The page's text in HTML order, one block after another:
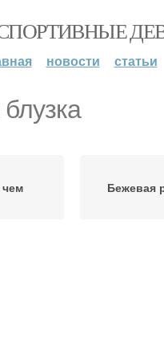
| СПОРТИВНЫЕ
новости статьи
чем Бежевая